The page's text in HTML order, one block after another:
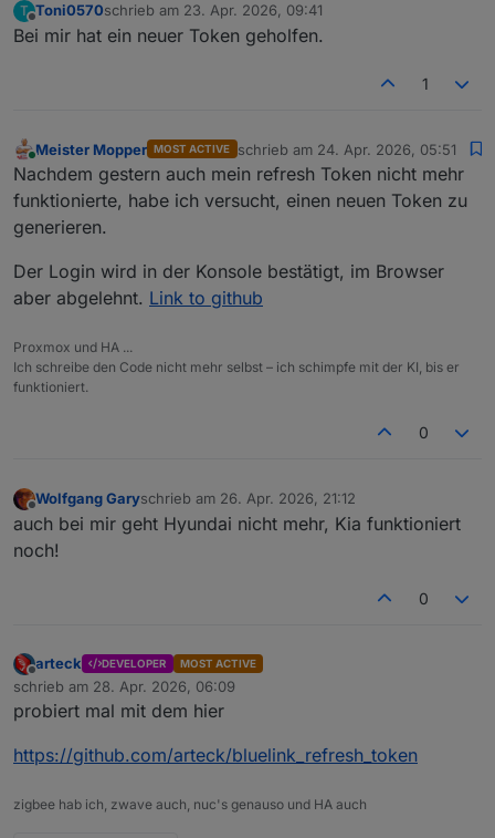
T
Offline
Toni0570schrieb am 23. Apr. 2026, 09:41
zuletzt editiert von
Bei mir hat ein neuer Token geholfen.
1
Online
Meister Mopper MOST ACTIVE schrieb am 24. Apr. 2026, 05:51
zuletzt editiert von
Nachdem gestern auch mein refresh Token nicht mehr
funktionierte, habe ich versucht, einen neuen Token zu
generieren.
Der Login wird in der Konsole bestätigt, im Browser
aber abgelehnt. Link to github
Proxmox und HA ...
Ich schreibe den Code nicht mehr selbst – ich schimpfe mit der KI, bis er
funktioniert.
0
Offline
Wolfgang Garyschrieb am 26. Apr. 2026, 21:12
zuletzt editiert von
auch bei mir geht Hyundai nicht mehr, Kia funktioniert
noch!
0
Offline
arteck DEVELOPER MOST ACTIVE
schrieb am 28. Apr. 2026, 06:09
zuletzt editiert von
probiert mal mit dem hier
https://github.com/arteck/bluelink_refresh_token
zigbee hab ich, zwave auch, nuc's genauso und HA auch